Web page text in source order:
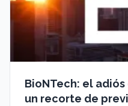
BioNTech: el
un recorte de